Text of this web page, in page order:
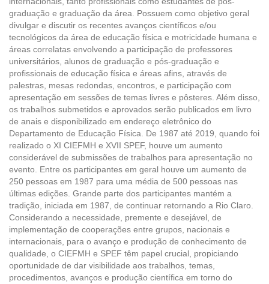
graduação e graduação da área. Possuem como objetivo geral
divulgar e discutir os recentes avanços científicos e/ou
tecnológicos da área de educação física e motricidade humana e
áreas correlatas envolvendo a participação de professores
universitários, alunos de graduação e pós-graduação e
profissionais de educação física e áreas afins, através de
palestras, mesas redondas, encontros, e participação com
apresentação em sessões de temas livres e pôsteres. Além disso,
os trabalhos submetidos e aprovados serão publicados em livro
de anais e disponibilizado em endereço eletrônico do
Departamento de Educação Física. De 1987 até 2019, quando foi
realizado o XI CIEFMH e XVII SPEF, houve um aumento
considerável de submissões de trabalhos para apresentação no
evento. Entre os participantes em geral houve um aumento de
250 pessoas em 1987 para uma média de 500 pessoas nas
últimas edições. Grande parte dos participantes mantém a
tradição, iniciada em 1987, de continuar retornando a Rio Claro.
Considerando a necessidade, premente e desejável, de
implementação de cooperações entre grupos, nacionais e
internacionais, para o avanço e produção de conhecimento de
qualidade, o CIEFMH e SPEF têm papel crucial, propiciando
oportunidade de dar visibilidade aos trabalhos, temas,
procedimentos, avanços e produção científica em torno do